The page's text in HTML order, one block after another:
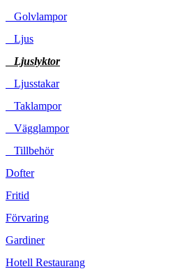
Golvlampor
Ljus
Ljuslyktor
Ljusstakar
Taklampor
Vägglampor
Tillbehör
Dofter
Fritid
Förvaring
Gardiner
Hotell Restaurang